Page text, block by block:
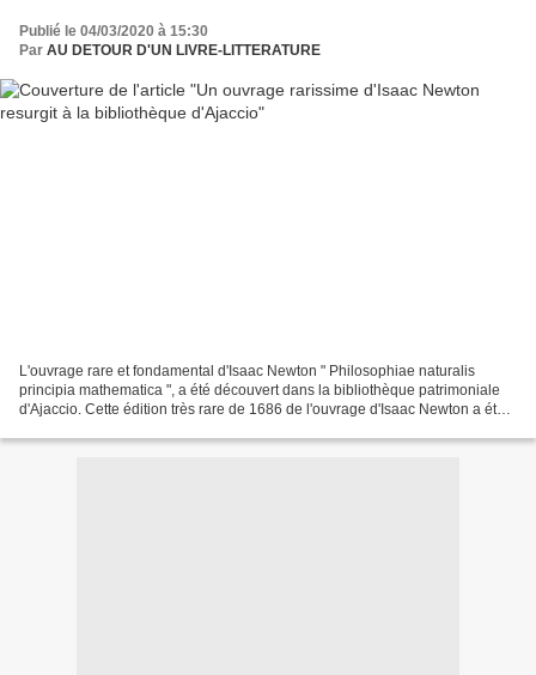
Publié le 04/03/2020 à 15:30
Par AU DETOUR D'UN LIVRE-LITTERATURE
L'ouvrage rare et fondamental d'Isaac Newton " Philosophiae naturalis
principia mathematica ", a été découvert dans la bibliothèque patrimoniale
d'Ajaccio. Cette édition très rare de 1686 de l'ouvrage d'Isaac Newton a été